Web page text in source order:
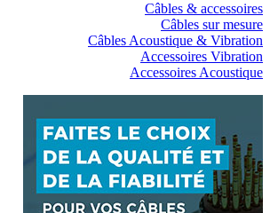
Câbles & accessoires
Câbles sur mesure
Câbles Acoustique & Vibration
Accessoires Vibration
Accessoires Acoustique